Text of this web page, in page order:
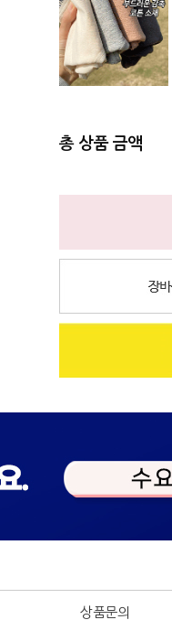
총 상품 금액
상품문의